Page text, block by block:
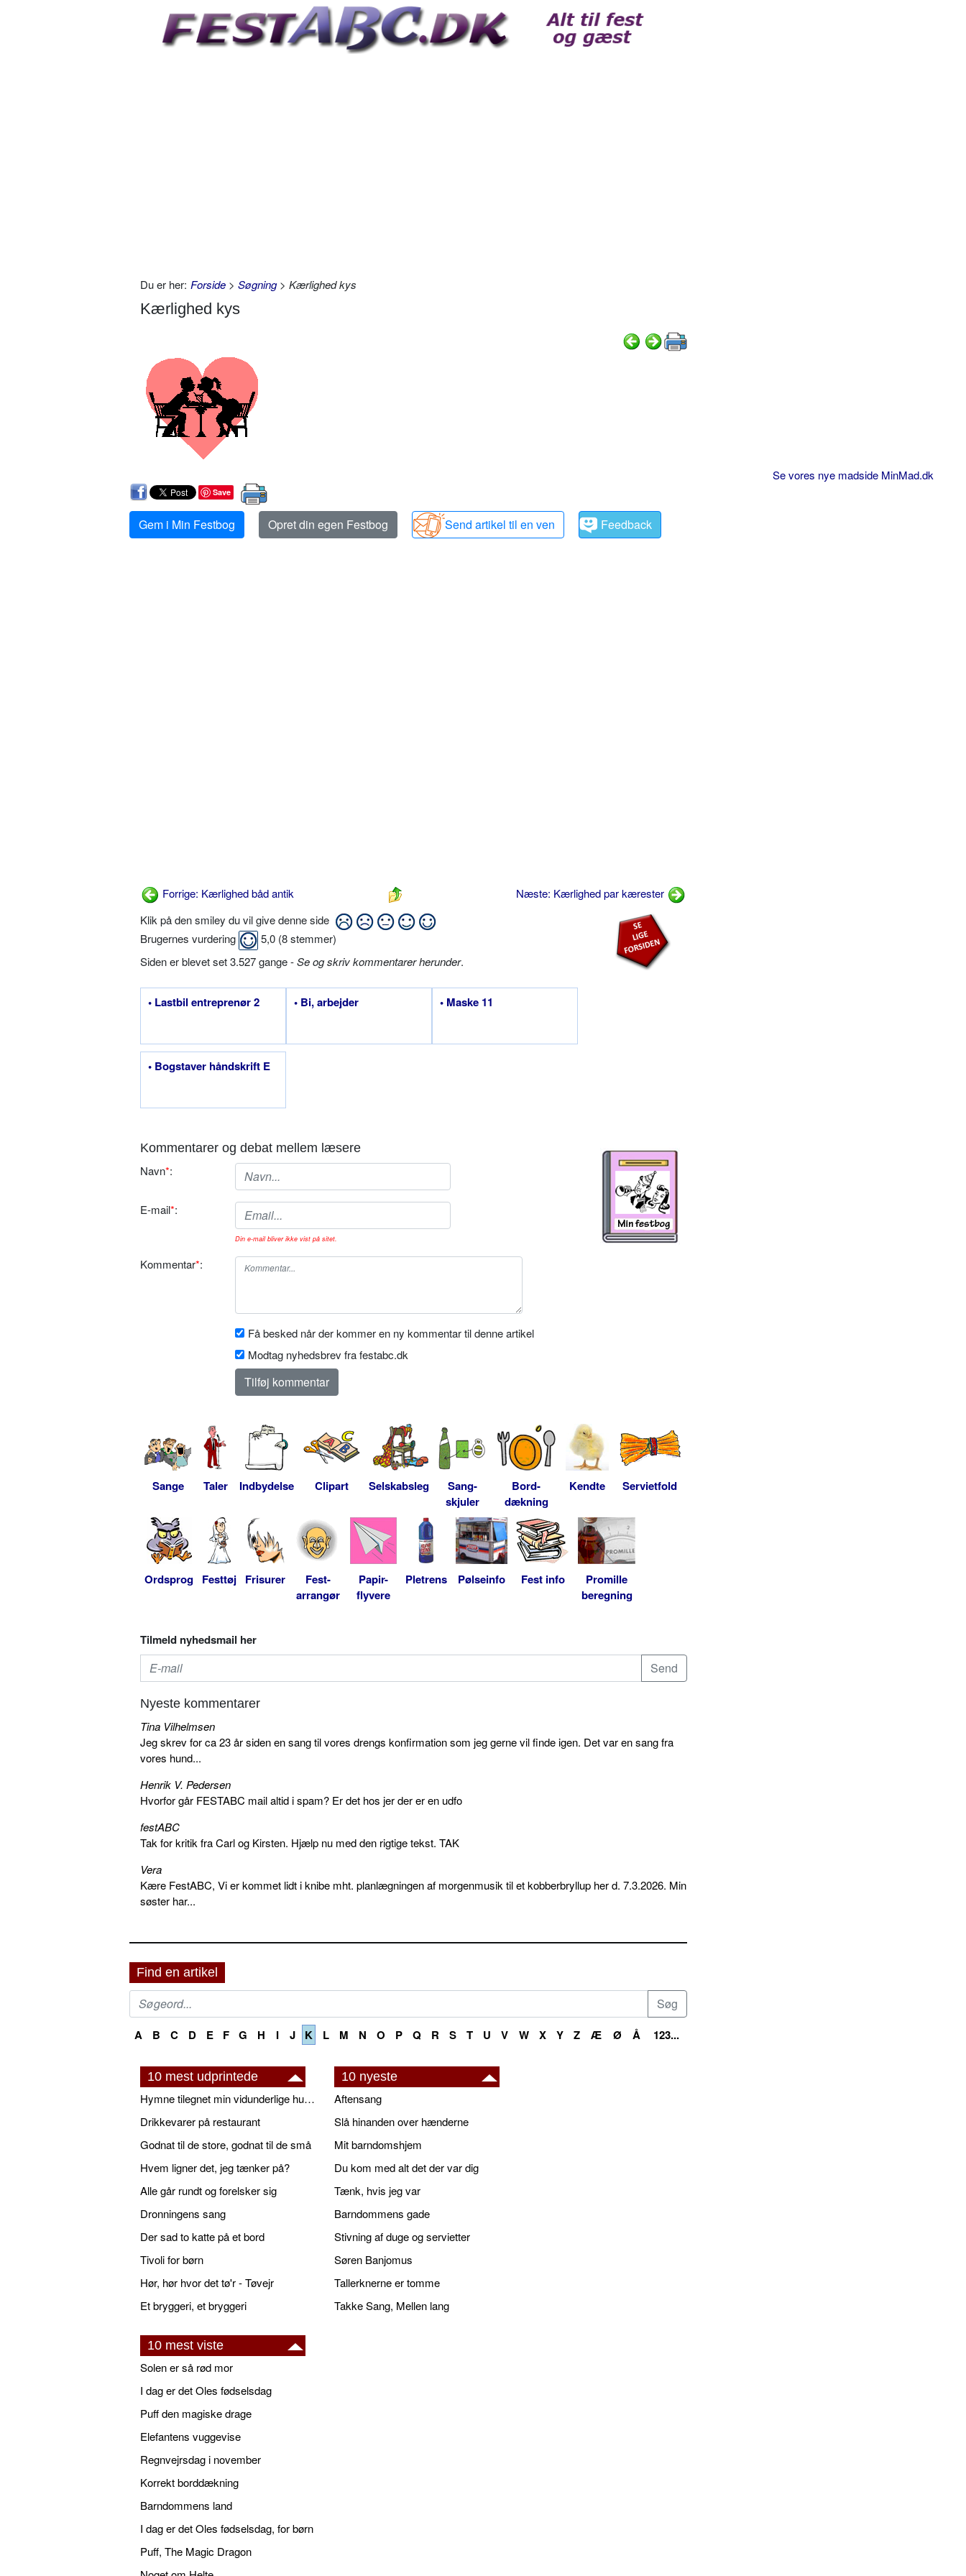
Du er her: Forside > Søgning> Kærlighed kys
Kærlighed kys
Save
Gem i Min Festbog Opret din egen Festbog Send artikel til en ven Feedback
Forrige: Kærlighed båd antik
Næste: Kærlighed par kærester
Klik på den smiley du vil give denne side
Brugernes vurdering
5,0 (8stemmer)
Siden er blevet set 3.527 gange -Se og skriv kommentarer herunder.
• Lastbil entreprenør 2 • Bi, arbejder • Maske 11
• Bogstaver håndskrift E
Kommentarer og debat mellem læsere
Navn*:
E-mail*:
Din e-mail bliver ikke vist på sitet.
Kommentar*:
Få besked når der kommer en ny kommentar til denne artikel
Modtag nyhedsbrev fra festabc.dk
Sange Taler Indbydelse Clipart Selskabsleg
Sang-
skjuler
Bord-
dækning
Kendte Servietfold
Ordsprog Festtøj Frisurer
Fest-
arrangør
Papir-
flyvere
Pletrens Pølseinfo Fest info
Promille
beregning
Tilmeld nyhedsmail her
Nyeste kommentarer
Tina Vilhelmsen
Jeg skrev for ca 23 år siden en sang til vores drengs konfirmation som jeg gerne vil finde igen. Det var en sang fra
vores hund...
Henrik V. Pedersen
Hvorfor går FESTABC mail altid i spam? Er det hos jer der er en udfo
festABC
Tak for kritik fra Carl og Kirsten. Hjælp nu med den rigtige tekst. TAK
Vera
Kære FestABC, Vi er kommet lidt i knibe mht. planlægningen af morgenmusik til et kobberbryllup her d. 7.3.2026. Min
søster har...
Find en artikel
A B C D E F G H I J K L M N O P Q R S T U V W X Y Z Æ Ø Å 123...
10 mest udprintede
Hymne tilegnet min vidunderlige husbond
Drikkevarer på restaurant
Godnat til de store, godnat til de små
Hvem ligner det, jeg tænker på?
Alle går rundt og forelsker sig
Dronningens sang
Der sad to katte på et bord
Tivoli for børn
Hør, hør hvor det tø'r - Tøvejr
Et bryggeri, et bryggeri
10 nyeste
Aftensang
Slå hinanden over hænderne
Mit barndomshjem
Du kom med alt det der var dig
Tænk, hvis jeg var
Barndommens gade
Stivning af duge og servietter
Søren Banjomus
Tallerknerne er tomme
Takke Sang, Mellen lang
10 mest viste
Solen er så rød mor
I dag er det Oles fødselsdag
Puff den magiske drage
Elefantens vuggevise
Regnvejrsdag i november
Korrekt borddækning
Barndommens land
I dag er det Oles fødselsdag, for børn
Puff, The Magic Dragon
Se vores nye madside MinMad.dk